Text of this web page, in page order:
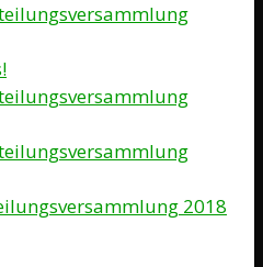
2018